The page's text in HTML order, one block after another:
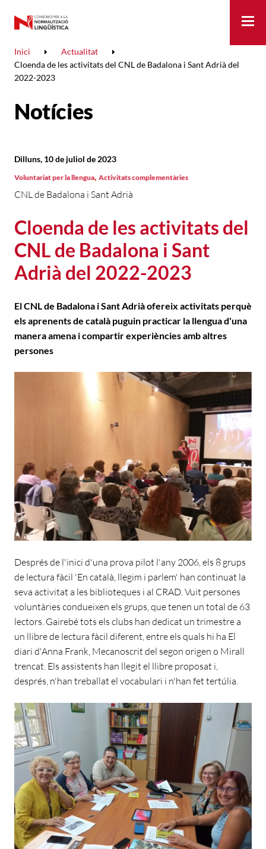
Inici
Actualitat
Cloenda de les activitats del CNL de Badalona i Sant Adrià del
2022-2023
Notícies
Cloenda de les activitats del
CNL de Badalona i Sant
Adrià del 2022-2023
CNL de Badalona i Sant Adrià
Dilluns, 10 de juliol de 2023
Voluntariat per la llengua, Activitats complementàries
El CNL de Badalona i Sant Adrià ofereix activitats perquè
els aprenents de català puguin practicar la llengua d'una
manera amena i compartir experiències amb altres
persones
Després de l'inici d'una prova pilot l'any 2006, els 8 grups
de lectura fàcil 'En català, llegim i parlem' han continuat la
seva activitat a les biblioteques i al CRAD. Vuit persones
voluntàries condueixen els grups, que tenen un total de 63
lectors. Gairebé tots els clubs han dedicat un trimestre a
un llibre de lectura fàcil diferent, entre els quals hi ha El
diari d'Anna Frank, Mecanoscrit del segon origen o Mirall
trencat. Els assistents han llegit el llibre proposat i,
després, n'han treballat el vocabulari i n'han fet tertúlia.